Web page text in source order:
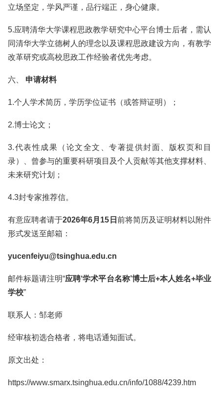
立场坚定，学风严谨，品行端正，身心健康。
5.应聘清华大学课程思政教学研究中心平台博士后者，需认
同清华大学立德树人的理念以及课程思政建设方向，有教学
改革研究或高校思政工作经验者优先考虑。
六、 申请材料
1.个人学术简历，学历学位证书（或答辩证明）；
2.博士论文；
3.代表性成果（论文全文、专著提供封面、版权页和目
录）、曾参与的重要科研项目及个人贡献等其他支撑材料、
未来研究计划；
4.3封专家推荐信。
有意应聘者请于2026年6月15日 前将简历及证明材料以附件
形式发送至邮箱：
yucenfeiyu@tsinghua.edu.cn
邮件标题请注明“应聘‘学术平台名称’博士后+本人姓名+毕业
学校”
联系人：邹老师
经审核初选合格者，将电话通知面试。
原文出处：
https://www.smarx.tsinghua.edu.cn/info/1088/4239.htm